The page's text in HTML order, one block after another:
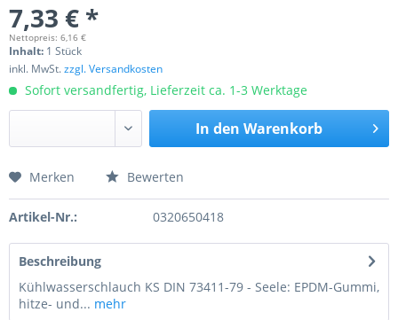
7,33 € *
Nettopreis: 6,16 €
Inhalt: 1 Stück
inkl. MwSt.zzgl. Versandkosten
Sofort versandfertig, Lieferzeit ca. 1-3 Werktage
In den Warenkorb
Preis anfragen
Merken Bewerten
Artikel-Nr.: 0320650418
Beschreibung
Kühlwasserschlauch KS DIN 73411-79 - Seele: EPDM-Gummi,
hitze- und... mehr